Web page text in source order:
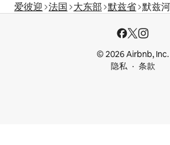
爱彼迎 法国 大东部 默兹省 默兹
© 2026 Airbnb, Inc.
隐私
条款